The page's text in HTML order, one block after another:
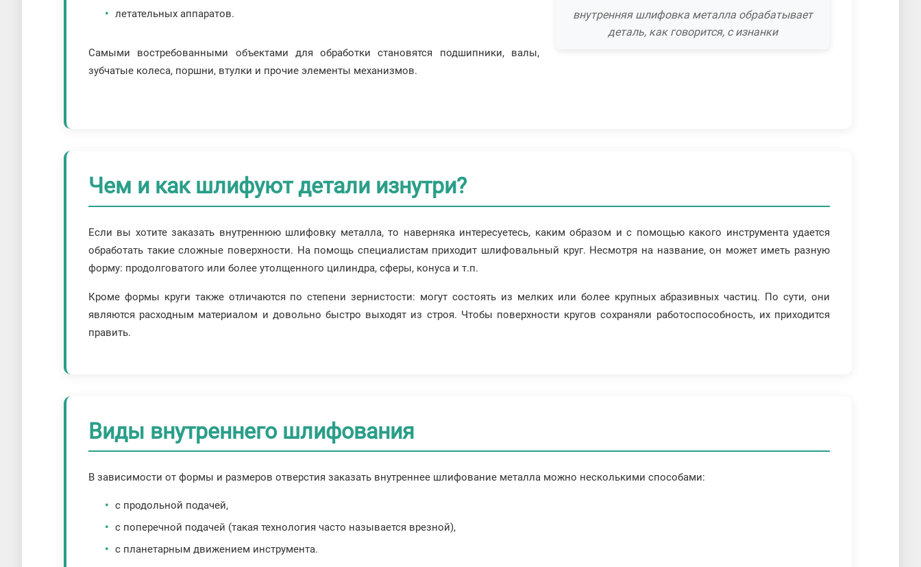
внутренняя шлифовка металла обрабатывает
деталь, как говорится, с изнанки
летательных аппаратов.
Самыми востребованными объектами для обработки становятся подшипники, валы,
зубчатые колеса, поршни, втулки и прочие элементы механизмов.
Чем и как шлифуют детали изнутри?
Если вы хотите заказать внутреннюю шлифовку металла, то наверняка интересуетесь, каким образом и с помощью какого инструмента удается
обработать такие сложные поверхности. На помощь специалистам приходит шлифовальный круг. Несмотря на название, он может иметь разную
форму: продолговатого или более утолщенного цилиндра, сферы, конуса и т.п.
Кроме формы круги также отличаются по степени зернистости: могут состоять из мелких или более крупных абразивных частиц. По сути, они
являются расходным материалом и довольно быстро выходят из строя. Чтобы поверхности кругов сохраняли работоспособность, их приходится
править.
Виды внутреннего шлифования
В зависимости от формы и размеров отверстия заказать внутреннее шлифование металла можно несколькими способами:
с продольной подачей,
с поперечной подачей (такая технология часто называется врезной),
с планетарным движением инструмента.